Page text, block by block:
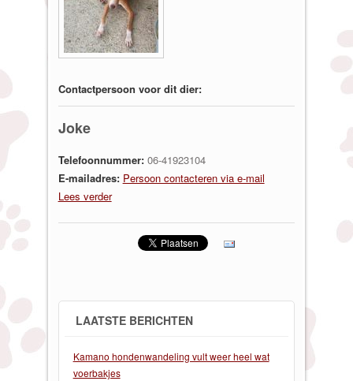
Contactpersoon voor dit dier:
Joke
Telefoonnummer: 06-41923104
E-mailadres: Persoon contacteren via e-mail
Lees verderover Joke
LAATSTE BERICHTEN
Kamano hondenwandeling vult weer heel wat
voerbakjes